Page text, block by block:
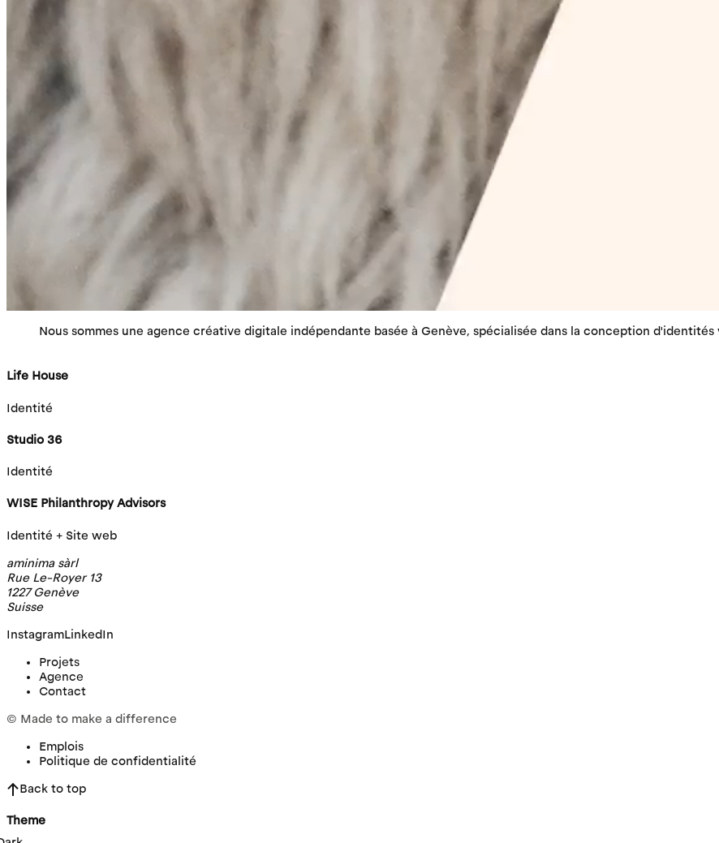
Nous sommes une agence créative digitale indépendante basée à Genève, spécialisée dans la conception
Life House
Identité
Studio 36
Identité
WISE Philanthropy Advisors
Identité + Site web
aminima sàrl
Rue Le-Royer 13
1227 Genève
Suisse
InstagramLinkedIn
Projets
Agence
Contact
© Made to make a difference
Emplois
Politique de confidentialité
Back to top
Theme